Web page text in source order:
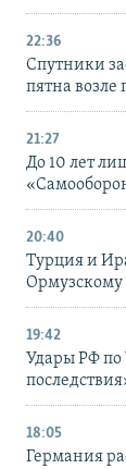
22:36
Спутники
пятна возле
21:27
До 10 лет
20:40
Турция и
Ормузскому
19:42
Удары РФ по
18:05
Германия